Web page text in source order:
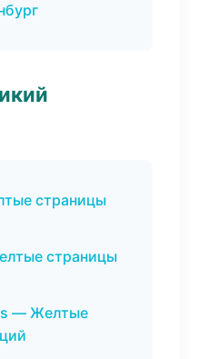
страницы
страницы
— Желтые